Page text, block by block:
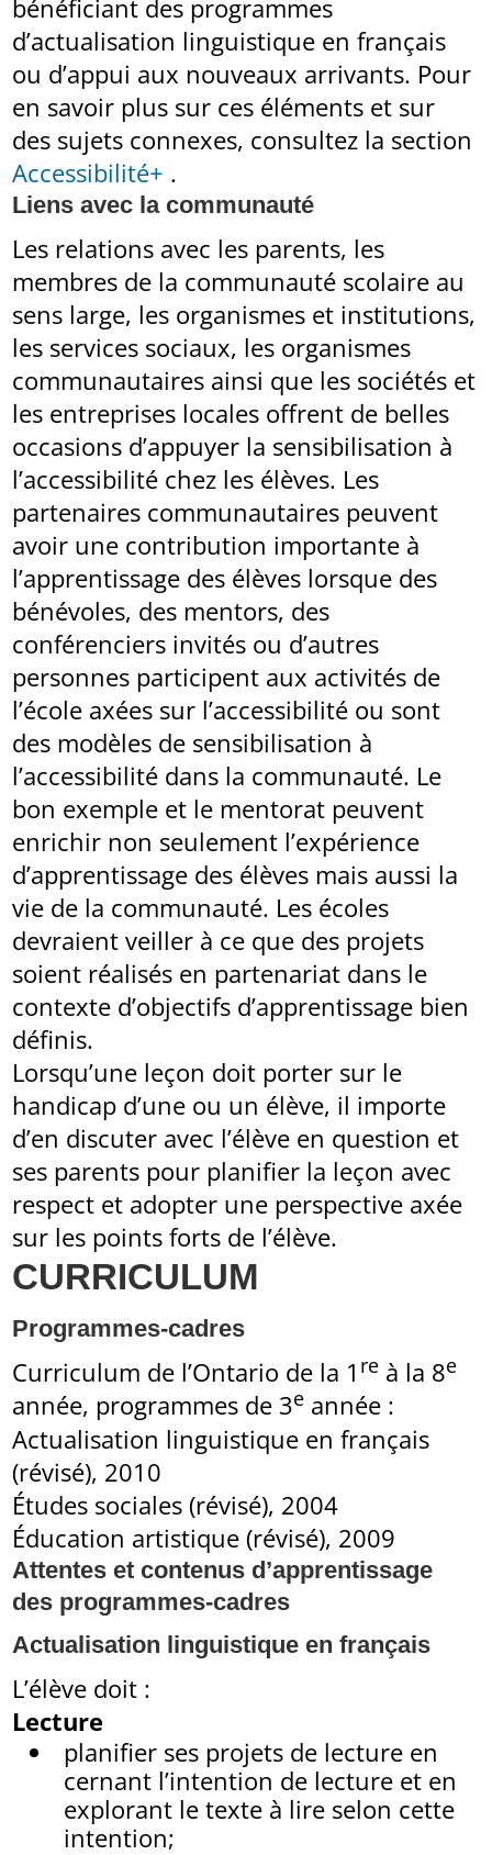
bénéficiant des programmes
d’actualisation linguistique en français
ou d’appui aux nouveaux arrivants. Pour
en savoir plus sur ces éléments et sur
des sujets connexes, consultez la section
Accessibilité+ .
Liens avec la communauté
Les relations avec les parents, les
membres de la communauté scolaire au
sens large, les organismes et institutions,
les services sociaux, les organismes
communautaires ainsi que les sociétés et
les entreprises locales offrent de belles
occasions d’appuyer la sensibilisation à
l’accessibilité chez les élèves. Les
partenaires communautaires peuvent
avoir une contribution importante à
l’apprentissage des élèves lorsque des
bénévoles, des mentors, des
conférenciers invités ou d’autres
personnes participent aux activités de
l’école axées sur l’accessibilité ou sont
des modèles de sensibilisation à
l’accessibilité dans la communauté. Le
bon exemple et le mentorat peuvent
enrichir non seulement l’expérience
d’apprentissage des élèves mais aussi la
vie de la communauté. Les écoles
devraient veiller à ce que des projets
soient réalisés en partenariat dans le
contexte d’objectifs d’apprentissage bien
définis.
Lorsqu’une leçon doit porter sur le
handicap d’une ou un élève, il importe
d’en discuter avec l’élève en question et
ses parents pour planifier la leçon avec
respect et adopter une perspective axée
sur les points forts de l’élève.
CURRICULUM
Programmes-cadres
Curriculum de l’Ontario de la 1 re à la 8e
année, programmes de 3e année :
Actualisation linguistique en français
(révisé), 2010
Études sociales (révisé), 2004
Éducation artistique (révisé), 2009
Attentes et contenus d’apprentissage
des programmes-cadres
Actualisation linguistique en français
L’élève doit :
Lecture
planifier ses projets de lecture en
cernant l’intention de lecture et en
explorant le texte à lire selon cette
intention;